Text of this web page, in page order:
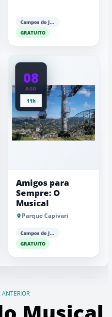
Campos do Jordão
GRATUITO
08
AGO
11h
Amigos para
Sempre: O
Musical
Parque Capivari
Campos do Jordão
GRATUITO